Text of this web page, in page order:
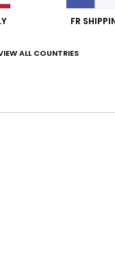
FR
ALL COUNTRIES